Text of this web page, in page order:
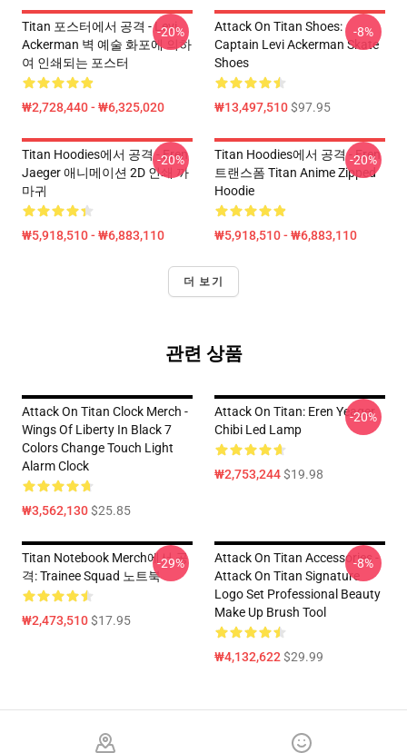
Titan 포스터에서 공격 - Levi
Ackerman 벽 예술 화포에 의하
여 인쇄되는 포스터
₩2,728,440 - ₩6,325,020
-20%
Attack On Titan Shoes:
Captain Levi Ackerman Skate
Shoes
₩13,497,510$97.95
-8%
Titan Hoodies에서 공격 - Eren
Jaeger 애니메이션 2D 인쇄 까
마귀
₩5,918,510 - ₩6,883,110
-20%
Titan Hoodies에서 공격 - Eren
트랜스폼 Titan Anime Zipped
Hoodie
₩5,918,510 - ₩6,883,110
-20%
더 보기
관련 상품
Attack On Titan Clock Merch -
Wings Of Liberty In Black 7
Colors Change Touch Light
Alarm Clock
₩3,562,130$25.85
Attack On Titan: Eren Yeager
Chibi Led Lamp
₩2,753,244$19.98
-20%
Titan Notebook Merch에서 공
격: Trainee Squad 노트북
₩2,473,510$17.95
-29%
Attack On Titan Accessories -
Attack On Titan Signature
Logo Set Professional Beauty
Make Up Brush Tool
₩4,132,622$29.99
-8%